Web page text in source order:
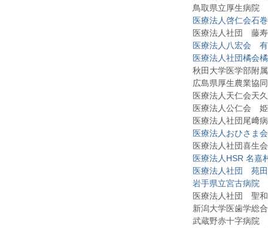
鳥取県立厚生病院
医療法人啓仁会石
医療法人社団 藤寿
医療法人八宏会
医療法人社団橘会
秋田大学医学部附属
広島県厚生農業協同
医療法人天仁会天久
医療法人公仁会 姫
医療法人社団尾﨑病
医療法人おひさま会
医療法人社団喜生会
医療法人HSR 名嘉
医療法人社団 苑
岩手県立宮古病院
医療法人社団 聖和
新潟大学医歯学総合
武蔵野赤十字病院